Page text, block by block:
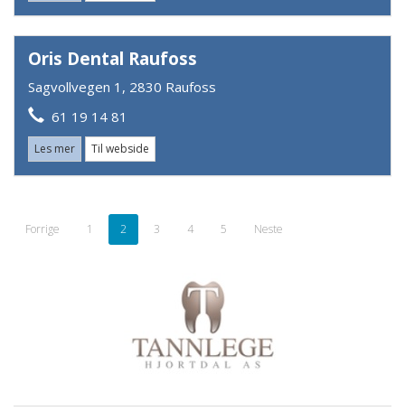
Oris Dental Raufoss
Sagvollvegen 1, 2830 Raufoss
61 19 14 81
Les mer Til webside
Forrige 1 2 3 4 5 Neste